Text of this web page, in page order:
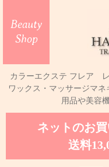
Beauty
Shop
カラーエクステ フレア
ワックス・マッサージマ
用品や美容
ネットのお買
送料